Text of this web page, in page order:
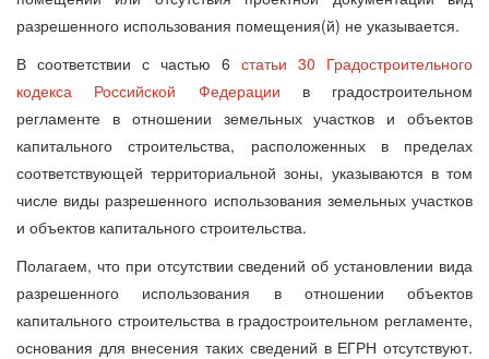
разрешенного использования помещения(й) не указывается.
В соответствии с частью 6 статьи 30 Градостроительного
кодекса Российской Федерации в градостроительном
регламенте в отношении земельных участков и объектов
капитального строительства, расположенных в пределах
соответствующей территориальной зоны, указываются в том
числе виды разрешенного использования земельных участков
и объектов капитального строительства.
Полагаем, что при отсутствии сведений об установлении вида
разрешенного использования в отношении объектов
капитального строительства в градостроительном регламенте,
основания для внесения таких сведений в ЕГРН отсутствуют.